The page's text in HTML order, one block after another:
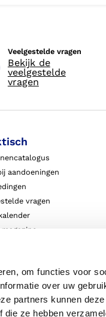
om functies voor
over uw
partners kunnen
ze hebben
Veelgestelde vragen
Bekijk de
veelgestelde
vragen
aandoeningen
vragen
voorwaarden